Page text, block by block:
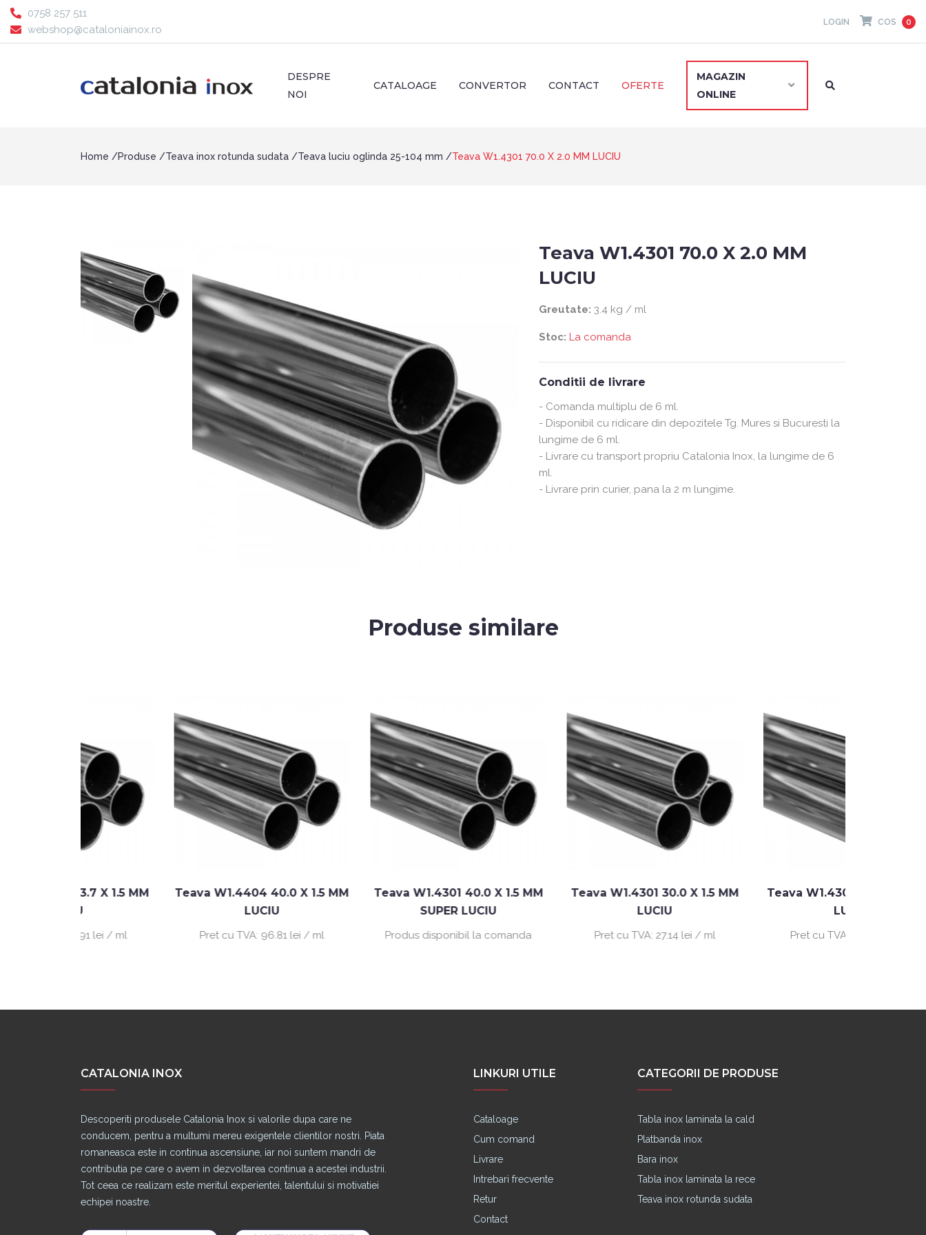
0758 257 511
webshop@cataloniainox.ro
LOGIN COS 0
DESPRE
NOI
CATALOAGE CONVERTOR CONTACT OFERTE
MAGAZIN
ONLINE
Home Produse Teava inox rotunda sudata Teava luciu oglinda 25-104 mm Teava W1.4301 70.0 X 2.0 MM LUCIU
Teava W1.4301 70.0 X 2.0 MM
LUCIU
Greutate: 3.4 kg / ml
Stoc: La comanda
Conditii de livrare
- Comanda multiplu de 6 ml.
- Disponibil cu ridicare din depozitele Tg. Mures si Bucuresti la
lungime de 6 ml.
- Livrare cu transport propriu Catalonia Inox, la lungime de 6
ml.
- Livrare prin curier, pana la 2 m lungime.
Produse similare
Teava W1.4404 40.0 X 1.5 MM
Pret cu TVA: 96.81 lei / ml
Teava W1.4301 40.0 X 1.5 MM
Produs disponibil la comanda
Teava W1.4301 30.0 X 1.5 MM
Pret cu TVA: 27.14 lei / ml
Teava W1.4301 40.0 X 1.5 MM
Pret cu TVA: 37.25 lei / ml
CATALONIA INOX
Descoperiti produsele Catalonia Inox si valorile dupa care ne
conducem, pentru a multumi mereu exigentele clientilor nostri. Piata
romaneasca este in continua ascensiune, iar noi suntem mandri de
contributia pe care o avem in dezvoltarea continua a acestei industrii.
Tot ceea ce realizam este meritul experientei, talentului si motivatiei
echipei noastre.
LINKURI UTILE
Cataloage
Cum comand
Livrare
Intrebari frecvente
Retur
Contact
CATEGORII DE PRODUSE
Tabla inox laminata la cald
Platbanda inox
Bara inox
Tabla inox laminata la rece
Teava inox rotunda sudata